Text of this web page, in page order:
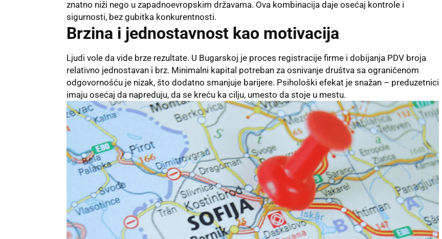
znatno niži nego u zapadnoevropskim državama. Ova kombinacija daje osećaj kontrole i
sigurnosti, bez gubitka konkurentnosti.
Brzina i jednostavnost kao motivacija
Ljudi vole da vide brze rezultate. U Bugarskoj je proces registracije firme i dobijanja PDV broja
relativno jednostavan i brz. Minimalni kapital potreban za osnivanje društva sa ograničenom
odgovornošću je nizak, što dodatno smanjuje barijere. Psihološki efekat je snažan – preduzetnici
imaju osećaj da napreduju, da se kreću ka cilju, umesto da stoje u mestu.